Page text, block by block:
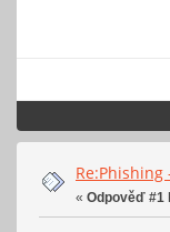
Re:Phishing
« Odpověď #1